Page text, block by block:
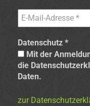
Datenschutz *
Mit der
die
Daten.
zur